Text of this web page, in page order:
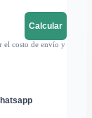
Calcular
el costo de envío y